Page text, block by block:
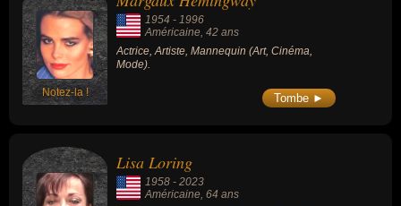
avoir été américaine par exemple.
Notez-la !
1954 - 1996
Américaine, 42 ans
Actrice, Artiste, Mannequin (Art, Cinéma,
Mode).
Tombe ►
Lisa Loring
1958 - 2023
Américaine , 64 ans